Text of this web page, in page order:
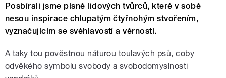
Posbírali jsme písně lidových tvůrců, které v sobě
nesou inspirace chlupatým čtyřnohým stvořením,
vyznačujícím se svéhlavostí a věrností.
A taky tou pověstnou náturou toulavých psů, coby
odvěkého symbolu svobody a svobodomyslnosti